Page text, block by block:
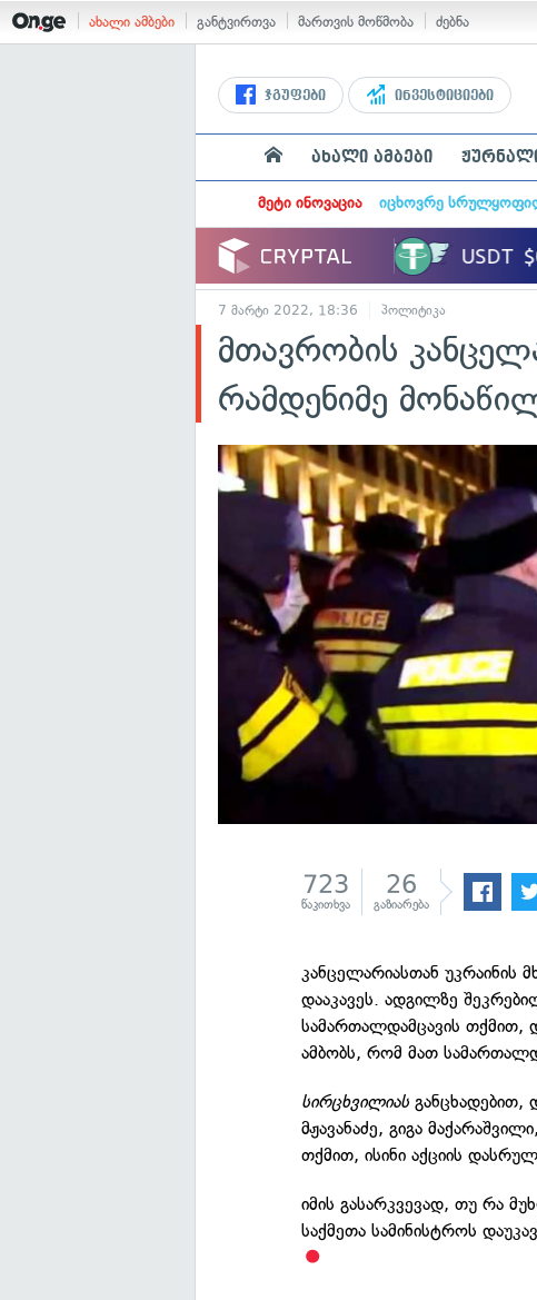
ახალი ამბები განტვირთვა მართვის მოწმობა ძებნა
ჯგუფები ინვესტიციები
ახალი ამბები
მეტი ინოვაცია იცხოვრე
7 მარტი 2022, 18:36 პოლიტიკა
მთავრობის
რამდენიმე
723
წაკითხვა
26
გაზიარება
კანცელარიასთან უკრაინის
დააკავეს. ადგილზე
სამართალდამცავის თქმით,
ამბობს, რომ მათ
სირცხვილიასგანცხადებით,
მჟავანაძე, გიგა
თქმით, ისინი აქციის
იმის გასარკვევად, თუ რა
საქმეთა სამინისტროს